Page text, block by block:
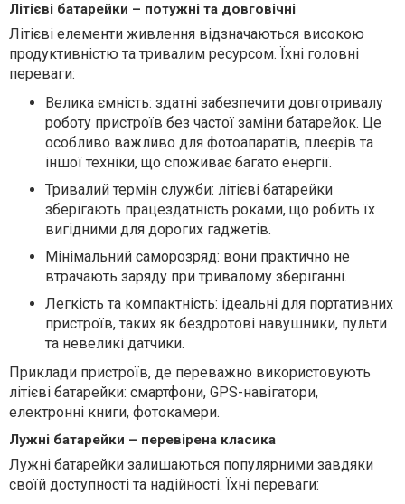
Літієві батарейки – потужні та довговічні
Літієві елементи живлення відзначаються високою
продуктивністю та тривалим ресурсом. Їхні головні
переваги:
Велика ємність: здатні забезпечити довготривалу
роботу пристроїв без частої заміни батарейок. Це
особливо важливо для фотоапаратів, плеєрів та
іншої техніки, що споживає багато енергії.
Тривалий термін служби: літієві батарейки
зберігають працездатність роками, що робить їх
вигідними для дорогих гаджетів.
Мінімальний саморозряд: вони практично не
втрачають заряду при тривалому зберіганні.
Легкість та компактність: ідеальні для портативних
пристроїв, таких як бездротові навушники, пульти
та невеликі датчики.
Приклади пристроїв, де переважно використовують
літієві батарейки: смартфони, GPS-навігатори,
електронні книги, фотокамери.
Лужні батарейки – перевірена класика
Лужні батарейки залишаються популярними завдяки
своїй доступності та надійності. Їхні переваги: